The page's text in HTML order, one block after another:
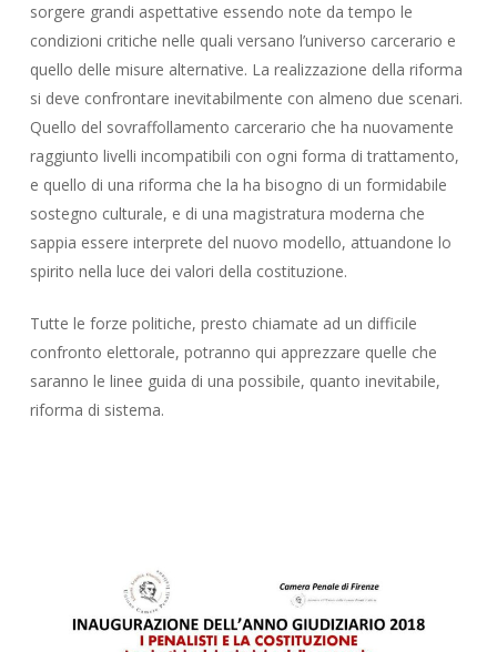
sorgere grandi aspettative essendo note da tempo le
condizioni critiche nelle quali versano l’universo carcerario e
quello delle misure alternative. La realizzazione della riforma
si deve confrontare inevitabilmente con almeno due scenari.
Quello del sovraffollamento carcerario che ha nuovamente
raggiunto livelli incompatibili con ogni forma di trattamento,
e quello di una riforma che la ha bisogno di un formidabile
sostegno culturale, e di una magistratura moderna che
sappia essere interprete del nuovo modello, attuandone lo
spirito nella luce dei valori della costituzione.
Tutte le forze politiche, presto chiamate ad un difficile
confronto elettorale, potranno qui apprezzare quelle che
saranno le linee guida di una possibile, quanto inevitabile,
riforma di sistema.